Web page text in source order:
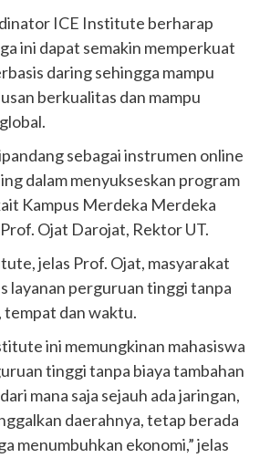
ICE Institute berharap
ini dapat semakin memperkuat
daring sehingga mampu
berkualitas dan mampu
sebagai instrumen online
dalam menyukseskan program
Kampus Merdeka Merdeka
Ojat Darojat, Rektor UT.
jelas Prof. Ojat, masyarakat
layanan perguruan tinggi tanpa
dan waktu.
ini memungkinan mahasiswa
tinggi tanpa biaya tambahan
mana saja sejauh ada jaringan,
daerahnya, tetap berada
menumbuhkan ekonomi,” jelas